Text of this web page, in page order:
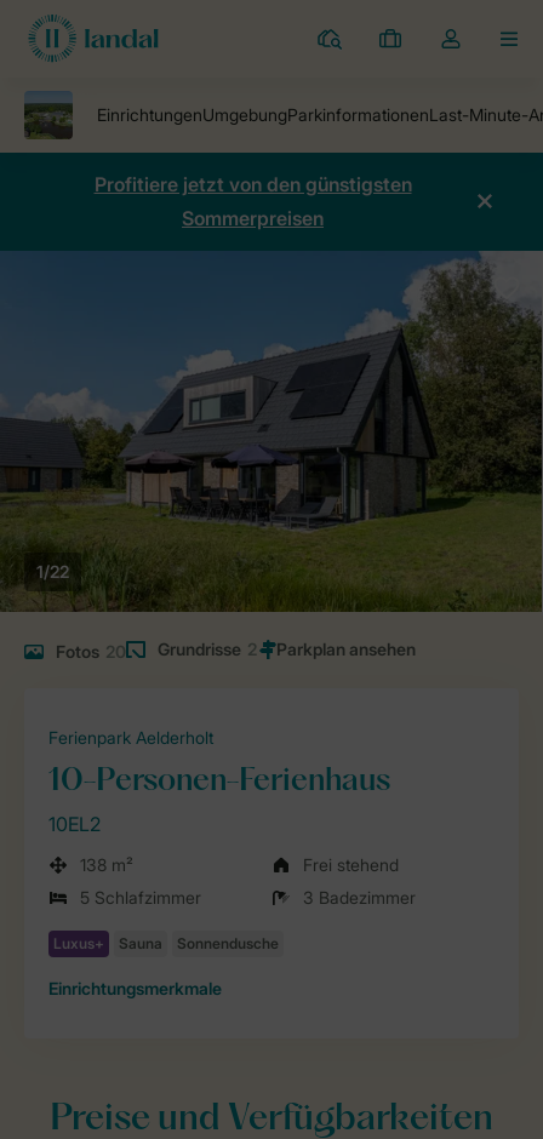
Ferienparks
Meine
Dropdown-
öffnen
Profitiere jetzt von den günstigsten
Sommerpreisen
1/22
Fotos 20 Grundrisse 2
Ferienpark Aelderholt
10-Personen-Ferienhaus
10EL2
138 m²
Frei stehend
5 Schlafzimmer
3 Badezimmer
Einrichtungsmerkmale
Preise und Verfügbarkeiten